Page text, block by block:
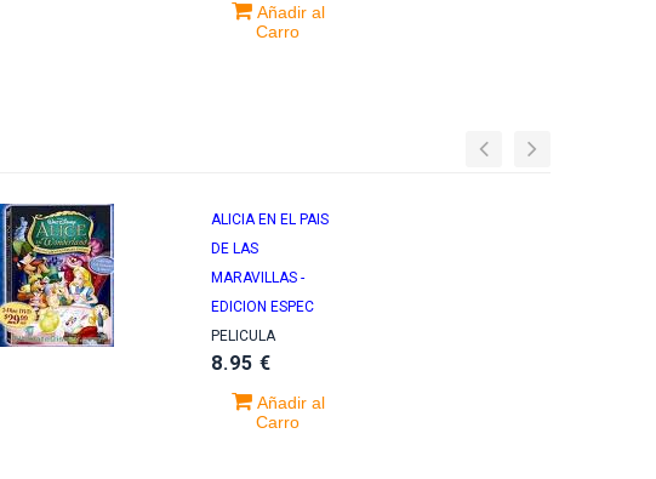
Añadir al
Carro
ALICIA EN EL PAIS
DE LAS
MARAVILLAS -
EDICION ESPEC
PELICULA
8.95 €
Añadir al
Carro